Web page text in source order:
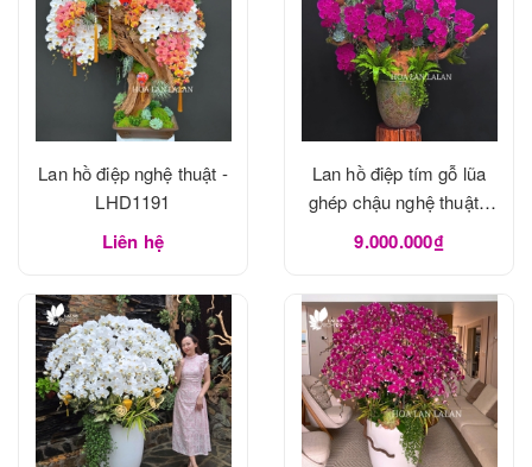
Lan hồ điệp nghệ thuật -
LHD1191
Liên hệ
Lan hồ điệp tím gỗ lũa
ghép chậu nghệ thuật -
LHD1190
9.000.000₫